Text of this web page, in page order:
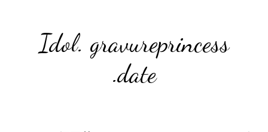
Idol. gravureprincess
.date